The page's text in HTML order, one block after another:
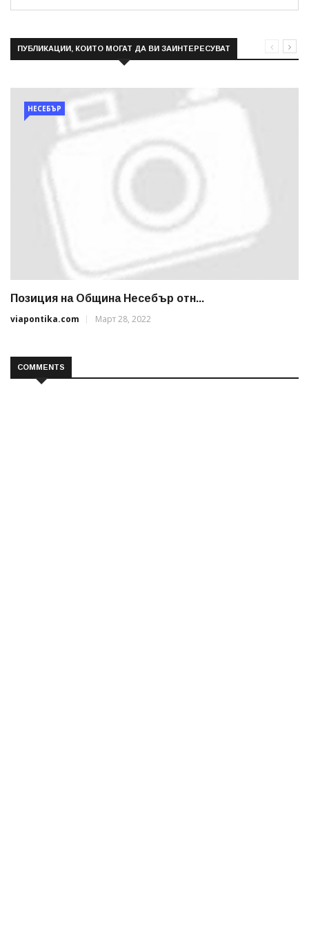
ПУБЛИКАЦИИ, КОИТО МОГАТ ДА ВИ ЗАИНТЕРЕСУВАТ
НЕСЕБЪР
Позиция на Община Несебър отн...
viapontika.com
Март 28, 2022
COMMENTS